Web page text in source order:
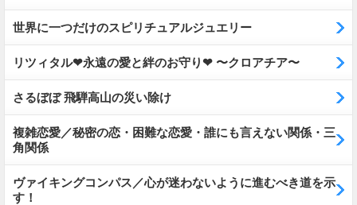
世界に一つだけのスピリチュアルジュエリー
リツィタル❤永遠の愛と絆のお守り❤ 〜クロアチア〜
さるぼぼ 飛騨高山の災い除け
複雑恋愛／秘密の恋・困難な恋愛・誰にも言えない関係・三
角関係
ヴァイキングコンパス／心が迷わないように進むべき道を示
す！